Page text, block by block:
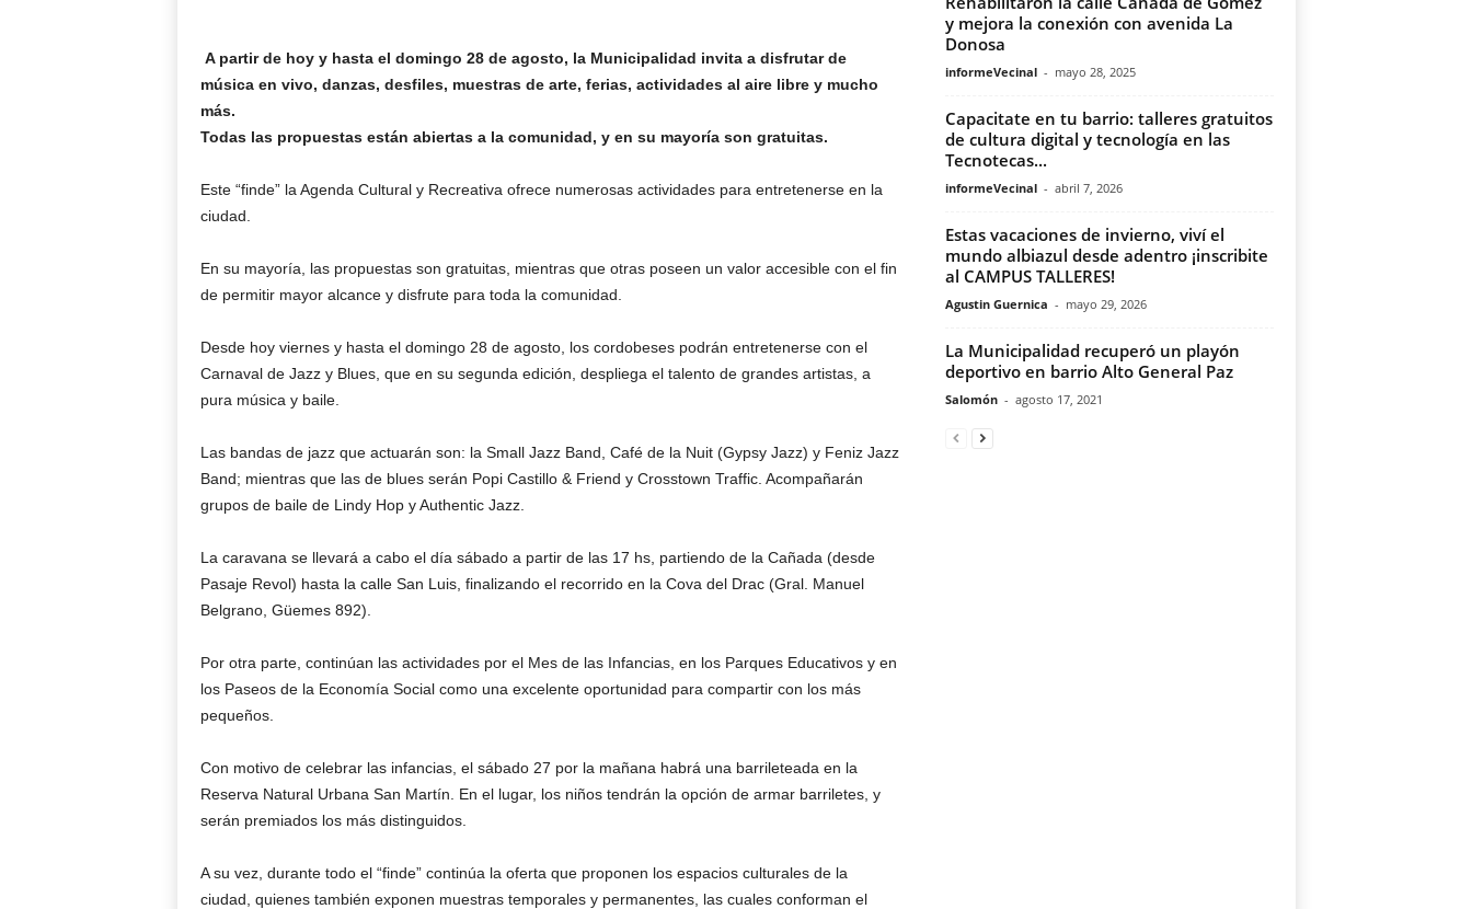
A partir de hoy y hasta el domingo 28 de agosto, la Municipalidad invita a disfrutar de
música en vivo, danzas, desfiles, muestras de arte, ferias, actividades al aire libre y mucho
más.
Todas las propuestas están abiertas a la comunidad, y en su mayoría son gratuitas.
Este “finde” la Agenda Cultural y Recreativa ofrece numerosas actividades para entretenerse en la
ciudad.
En su mayoría, las propuestas son gratuitas, mientras que otras poseen un valor accesible con el fin
de permitir mayor alcance y disfrute para toda la comunidad.
Desde hoy viernes y hasta el domingo 28 de agosto, los cordobeses podrán entretenerse con el
Carnaval de Jazz y Blues, que en su segunda edición, despliega el talento de grandes artistas, a
pura música y baile.
Las bandas de jazz que actuarán son: la Small Jazz Band, Café de la Nuit (Gypsy Jazz) y Feniz Jazz
Band; mientras que las de blues serán Popi Castillo & Friend y Crosstown Traffic. Acompañarán
grupos de baile de Lindy Hop y Authentic Jazz.
La caravana se llevará a cabo el día sábado a partir de las 17 hs, partiendo de la Cañada (desde
Pasaje Revol) hasta la calle San Luis, finalizando el recorrido en la Cova del Drac (Gral. Manuel
Belgrano, Güemes 892).
Por otra parte, continúan las actividades por el Mes de las Infancias, en los Parques Educativos y en
los Paseos de la Economía Social como una excelente oportunidad para compartir con los más
pequeños.
Con motivo de celebrar las infancias, el sábado 27 por la mañana habrá una barrileteada en la
Reserva Natural Urbana San Martín. En el lugar, los niños tendrán la opción de armar barriletes, y
serán premiados los más distinguidos.
A su vez, durante todo el “finde” continúa la oferta que proponen los espacios culturales de la
ciudad, quienes también exponen muestras temporales y permanentes, las cuales conforman el
y mejora la conexión con avenida La
Donosa
informeVecinal - mayo 28, 2025
Capacitate en tu barrio: talleres gratuitos
de cultura digital y tecnología en las
Tecnotecas...
informeVecinal - abril 7, 2026
Estas vacaciones de invierno, viví el
mundo albiazul desde adentro ¡inscribite
al CAMPUS TALLERES!
Agustin Guernica - mayo 29, 2026
La Municipalidad recuperó un playón
deportivo en barrio Alto General Paz
Salomón - agosto 17, 2021